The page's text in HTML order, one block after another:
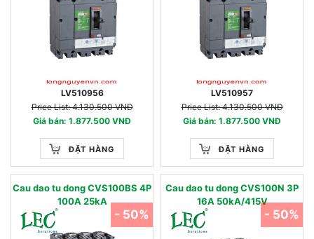
LV510956
Price List: 4.130.500 VNĐ
Giá bán: 1.877.500 VNĐ
ĐẶT HÀNG
LV510957
Price List: 4.130.500 VNĐ
Giá bán: 1.877.500 VNĐ
ĐẶT HÀNG
Cau dao tu dong CVS100BS 4P
100A 25kA
- 50%
Cau dao tu dong CVS100N 3P
16A 50kA/415V
- 50%